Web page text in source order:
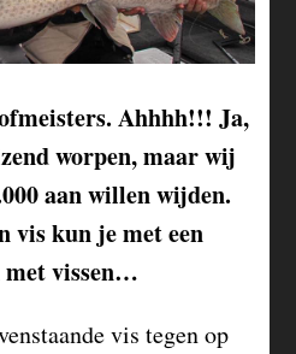
Ahhhh!!! Ja,
worpen, maar wij
aan willen wijden.
vis kun je met een
met vissen…
vis tegen op